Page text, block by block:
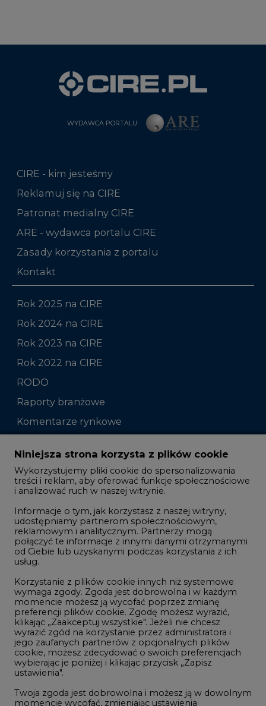
WYDAWCA PORTALU
CIRE - kim jesteśmy
Reklamuj się na CIRE
Patronat medialny CIRE
ARE - wydawca portalu CIRE
Zasady korzystania z portalu
Kontakt
Rok 2025 na CIRE
Rok 2024 na CIRE
Rok 2023 na CIRE
Rok 2022 na CIRE
RODO
Raporty branżowe
Komentarze rynkowe
Zmiany kadrowe na rynku
Studio CIRE
Rozmowy o energetyce
Gospodarka
Geopolityka
LTE450
Innowacje i AI
Telekomunikacja i IT
Handel emisjami CO2
Wodór
Górnictwo
Niniejsza strona korzysta z plików cookie
Wykorzystujemy pliki cookie do spersonalizowania
treści i reklam, aby oferować funkcje społecznościowe
i analizować ruch w naszej witrynie.
Informacje o tym, jak korzystasz z naszej witryny,
udostępniamy partnerom społecznościowym,
reklamowym i analitycznym. Partnerzy mogą
połączyć te informacje z innymi danymi otrzymanymi
od Ciebie lub uzyskanymi podczas korzystania z ich
usług.
Korzystanie z plików cookie innych niż systemowe
wymaga zgody. Zgoda jest dobrowolna i w każdym
momencie możesz ją wycofać poprzez zmianę
preferencji plików cookie. Zgodę możesz wyrazić,
klikając „Zaakceptuj wszystkie". Jeżeli nie chcesz
wyrazić zgód na korzystanie przez administratora i
jego zaufanych partnerów z opcjonalnych plików
cookie, możesz zdecydować o swoich preferencjach
wybierając je poniżej i klikając przycisk „Zapisz
ustawienia".
Twoja zgoda jest dobrowolna i możesz ją w dowolnym
momencie wycofać, zmieniając ustawienia